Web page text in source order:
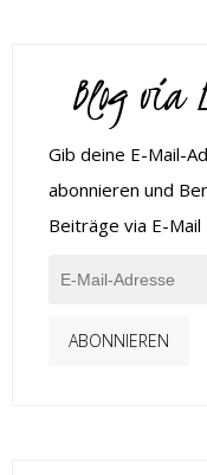
Blog via
Gib deine E-Mail-
abonnieren und
Beiträge via E-Mail
ABONNIEREN